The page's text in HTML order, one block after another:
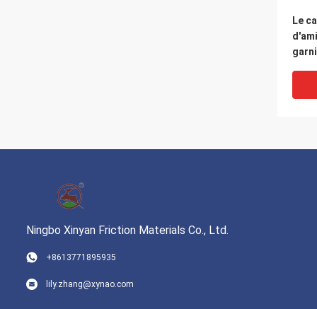
Le
Ningbo Xinyan Friction Materials Co., Ltd.
+8613771895935
lily.zhang@xynao.com